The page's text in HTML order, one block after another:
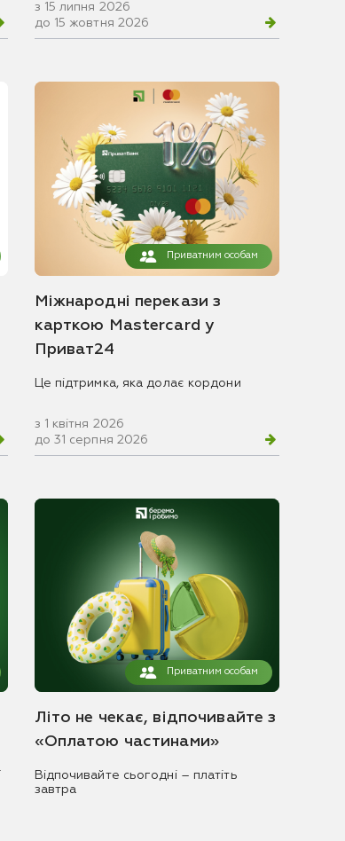
з 15 липня 2026
до 15 жовтня 2026
Приватним особам
Міжнародні перекази з
карткою Mastercard у
Приват24
Це підтримка, яка долає кордони
з 1 квітня 2026
до 31 серпня 2026
Приватним особам
Літо не чекає, відпочивайте з
«Оплатою частинами»
Відпочивайте сьогодні – платіть
завтра